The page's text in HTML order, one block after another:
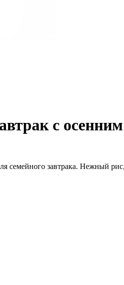
с
завтрака. Нежный